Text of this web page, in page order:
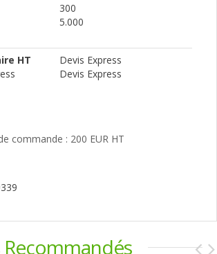
300
5.000
HT
Devis Express
Devis Express
commande : 200 EUR HT